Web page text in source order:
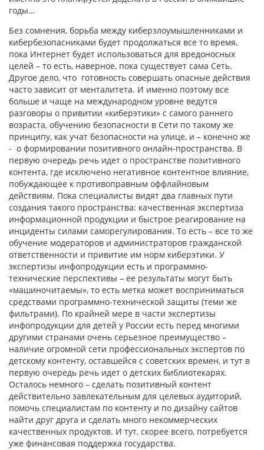
годы…
Без сомнения, борьба между киберзлоумышленниками и
кибербезопасниками будет продолжаться все то время,
пока Интернет будет использоваться для вредоносных
целей – то есть, наверное, пока существует сама Сеть.
Другое дело, что готовность совершать опасные действия
часто зависит от менталитета. И именно поэтому все
больше и чаще на международном уровне ведутся
разговоры о привитии «киберэтики» с самого раннего
возраста, обучению безопасности в Сети по такому же
принципу, как учат безопасности на улице, и – конечно же
- о формировании позитивного онлайн-пространства. В
первую очередь речь идет о пространстве позитивного
контента, где исключено негативное контентное влияние,
побуждающее к противоправным оффлайновым
действиям. Пока специалисты видят два главных пути
создания такого пространства: качественная экспертиза
информационной продукции и быстрое реагирование на
инциденты силами саморегулирования. То есть – все то же
обучение модераторов и администраторов гражданской
ответственности и привитие им норм киберэтики. У
экспертизы инфопродукции есть и программно-
технические перспективы – ее результаты могут быть
«машиночитаемы», то есть метка может восприниматься
средствами программно-технической защиты (теми же
фильтрами). По крайней мере в части экспертизы
инфопродукции для детей у России есть перед многими
другими странами очень серьезное преимущество –
наличие огромной сети профессиональных экспертов по
детскому контенту, оставшейся с советских времен, и тут в
первую очередь речь идет о детских библиотекарях.
Осталось немного – сделать позитивный контент
действительно завлекательным для целевых аудиторий,
помочь специалистам по контенту и по дизайну сайтов
найти друг друга и сделать много некоммерческих
качественных продуктов. И тут, скорее всего, потребуется
уже финансовая поддержка государства.